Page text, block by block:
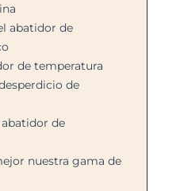
abatidor de
de temperatura
de
de
nuestra gama de